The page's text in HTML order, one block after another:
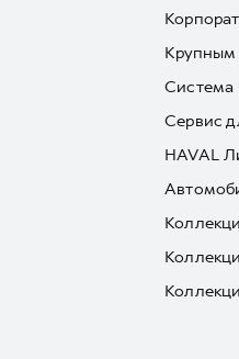
Крупным
Система
Сервис
HAVAL